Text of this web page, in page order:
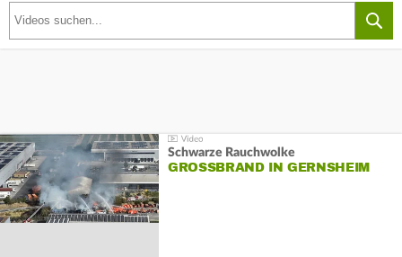
Schwarze Rauchwolke
GROSSBRAND IN GERNSHEIM